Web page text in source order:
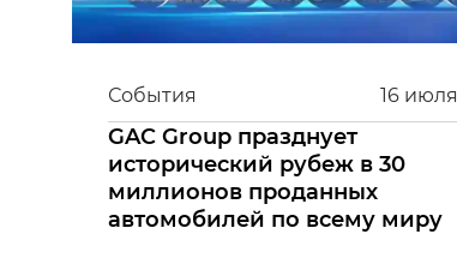
16 июля
События
GAC Group празднует
исторический рубеж в 30
миллионов проданных
автомобилей по всему миру